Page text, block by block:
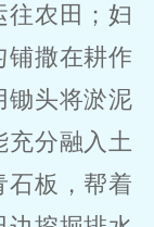
往农田；妇
铺撒在耕作
锄头将淤泥
分融入土
板，帮着